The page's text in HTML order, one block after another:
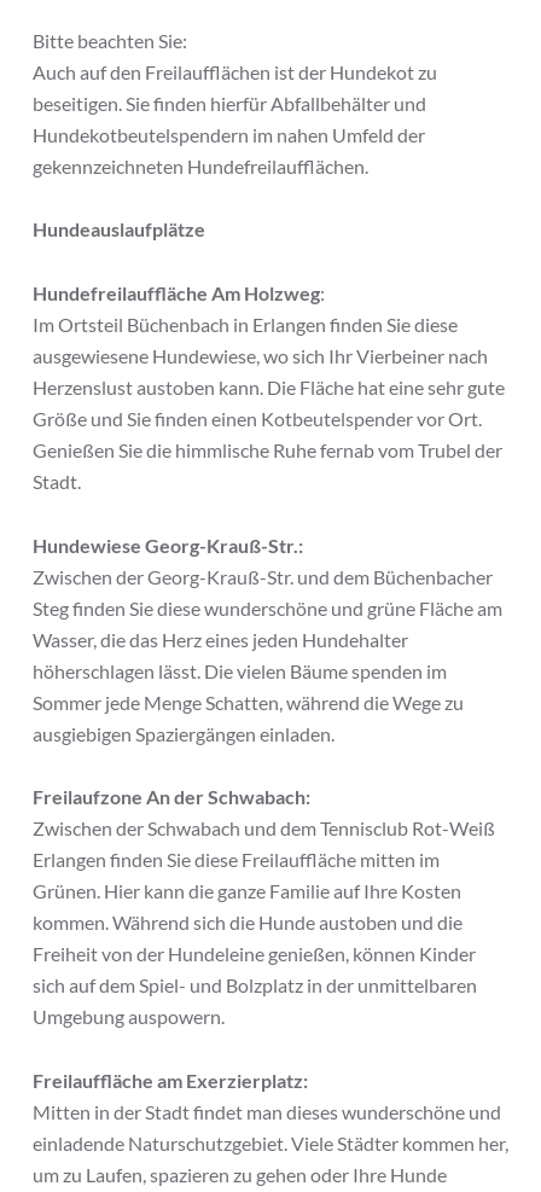
Bitte beachten Sie:
Auch auf den Freilaufflächen ist der Hundekot zu
beseitigen. Sie finden hierfür Abfallbehälter und
Hundekotbeutelspendern im nahen Umfeld der
gekennzeichneten Hundefreilaufflächen.
Hundeauslaufplätze
Hundefreilauffläche Am Holzweg:
Im Ortsteil Büchenbach in Erlangen finden Sie diese
ausgewiesene Hundewiese, wo sich Ihr Vierbeiner nach
Herzenslust austoben kann. Die Fläche hat eine sehr gute
Größe und Sie finden einen Kotbeutelspender vor Ort.
Genießen Sie die himmlische Ruhe fernab vom Trubel der
Stadt.
Hundewiese Georg-Krauß-Str.:
Zwischen der Georg-Krauß-Str. und dem Büchenbacher
Steg finden Sie diese wunderschöne und grüne Fläche am
Wasser, die das Herz eines jeden Hundehalter
höherschlagen lässt. Die vielen Bäume spenden im
Sommer jede Menge Schatten, während die Wege zu
ausgiebigen Spaziergängen einladen.
Freilaufzone An der Schwabach:
Zwischen der Schwabach und dem Tennisclub Rot-Weiß
Erlangen finden Sie diese Freilauffläche mitten im
Grünen. Hier kann die ganze Familie auf Ihre Kosten
kommen. Während sich die Hunde austoben und die
Freiheit von der Hundeleine genießen, können Kinder
sich auf dem Spiel- und Bolzplatz in der unmittelbaren
Umgebung auspowern.
Freilauffläche am Exerzierplatz:
Mitten in der Stadt findet man dieses wunderschöne und
einladende Naturschutzgebiet. Viele Städter kommen her,
um zu Laufen, spazieren zu gehen oder Ihre Hunde